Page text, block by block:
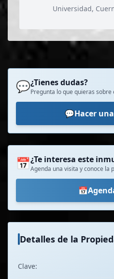
Universidad,
💬¿Tienes dudas?
Pregunta lo que quieras
💬Hacer
📅¿Te interesa este
Agenda una visita y conoce la
📅
Detalles de la
Clave: